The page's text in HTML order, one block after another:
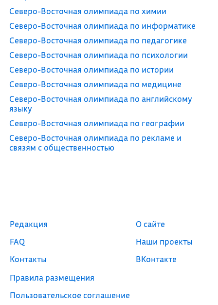
Северо-Восточная олимпиада по химии
Северо-Восточная олимпиада по информатике
Северо-Восточная олимпиада по педагогике
Северо-Восточная олимпиада по психологии
Северо-Восточная олимпиада по истории
Северо-Восточная олимпиада по медицине
Северо-Восточная олимпиада по английскому
языку
Северо-Восточная олимпиада по географии
Северо-Восточная олимпиада по рекламе и
связям с общественностью
Редакция
FAQ
Контакты
Правила размещения
Пользовательское соглашение
О сайте
Наши проекты
ВКонтакте